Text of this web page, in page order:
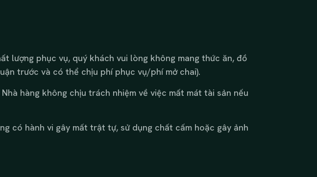
lượng phục vụ, quý khách vui lòng không mang thức ăn, đồ
trước và có thể chịu phí phục vụ/phí mở chai).
hàng không chịu trách nhiệm về việc mất mát tài sản nếu
có hành vi gây mất trật tự, sử dụng chất cấm hoặc gây ảnh